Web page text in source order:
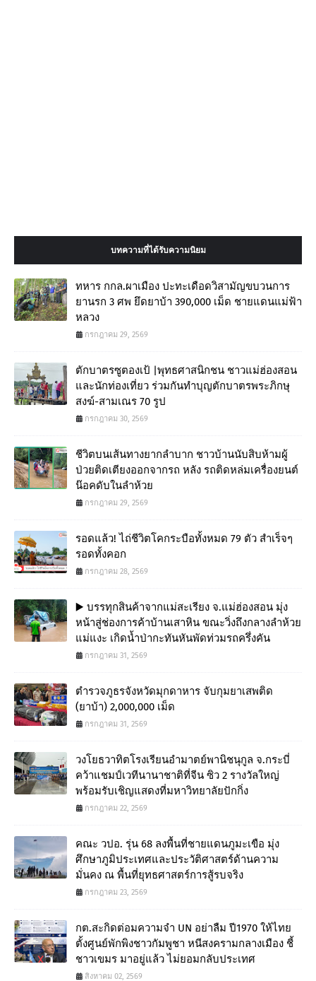
บทความที่ได้รับความนิยม
ทหาร กกล.ผาเมือง ปะทะเดือดวิสามัญขบวนการ
ยานรก 3 ศพ ยึดยาบ้า 390,000 เม็ด ชายแดนแม่ฟ้า
หลวง
กรกฎาคม 29, 2569
ตักบาตรซูตองเป้ |พุทธศาสนิกชน ชาวแม่ฮ่องสอน
และนักท่องเที่ยว ร่วมกันทำบุญตักบาตรพระภิกษุ
สงฆ์-สามเณร 70 รูป
กรกฎาคม 30, 2569
ชีวิตบนเส้นทางยากลำบาก ชาวบ้านนับสิบห้ามผู้
ป่วยติดเตียงออกจากรถ หลัง รถติดหล่มเครื่องยนต์
น๊อคดับในลำห้วย
กรกฎาคม 29, 2569
รอดแล้ว! ไถ่ชีวิตโคกระบือทั้งหมด 79 ตัว สำเร็จๆ
รอดทั้งคอก
กรกฎาคม 28, 2569
▶️ บรรทุกสินค้าจากแม่สะเรียง จ.แม่ฮ่องสอน มุ่ง
หน้าสู่ช่องการค้าบ้านเสาหิน ขณะวิ่งถึงกลางลำห้วย
แม่แงะ เกิดน้ำป่ากะทันหันพัดท่วมรถครึ่งคัน
กรกฎาคม 31, 2569
ตำรวจภูธรจังหวัดมุกดาหาร จับกุมยาเสพติด
(ยาบ้า) 2,000,000 เม็ด
กรกฎาคม 31, 2569
วงโยธวาทิตโรงเรียนอำมาตย์พานิชนุกูล จ.กระบี่
คว้าแชมป์เวทีนานาชาติที่จีน ซิว 2 รางวัลใหญ่
พร้อมรับเชิญแสดงที่มหาวิทยาลัยปักกิ่ง
กรกฎาคม 22, 2569
คณะ วปอ. รุ่น 68 ลงพื้นที่ชายแดนภูมะเขือ มุ่ง
ศึกษาภูมิประเทศและประวัติศาสตร์ด้านความ
มั่นคง ณ พื้นที่ยุทธศาสตร์การสู้รบจริง
กรกฎาคม 23, 2569
กต.สะกิดต่อมความจำ UN อย่าลืม ปี1970 ให้ไทย
ตั้งศูนย์พักพิงชาวกัมพูชา หนีสงครามกลางเมือง ชี้
ชาวเขมร มาอยู่แล้ว ไม่ยอมกลับประเทศ
สิงหาคม 02, 2569